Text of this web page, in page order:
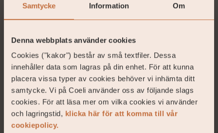
Samtycke Information Om
Denna webbplats använder cookies
Cookies ("kakor") består av små textfiler. Dessa
innehåller data som lagras på din enhet. För att kunna
placera vissa typer av cookies behöver vi inhämta ditt
samtycke. Vi på Coeli använder oss av följande slags
cookies. För att läsa mer om vilka cookies vi använder
och lagringstid, klicka här för att komma till vår
cookiepolicy.
mot en som vi bedömer förväntat högre avkastning.
Så här långt är Cyan ett bra exempel på det.
1,4 procent till fondens utveckling i januari. Getinge
har varit och är fortsatt ratat av aktiemarknaden.
Aktien är kraftigt underägd bland institutioner och
omkring 7 procent av aktierna var blankade inför
fulla volym. Därtill fanns bland 14 analyshus bara en
köprekommendation inför rapporten. Som stock